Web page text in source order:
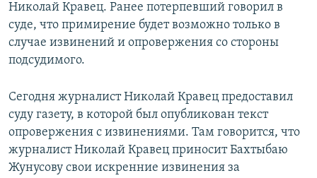
Николай Кравец. Ранее потерпевший говорил в
суде, что примирение будет возможно только в
случае извинений и опровержения со стороны
подсудимого.
Сегодня журналист Николай Кравец предоставил
суду газету, в которой был опубликован текст
опровержения с извинениями. Там говорится, что
журналист Николай Кравец приносит Бахтыбаю
Жунусову свои искренние извинения за